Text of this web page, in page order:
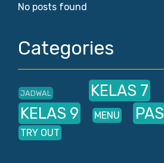
No posts found
Categories
JADWAL KELAS 7
KELAS 9
MENU PAS
TRY OUT